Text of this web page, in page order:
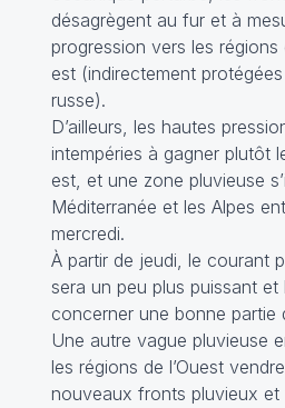
désagrègent au fur et à
progression vers les
est (indirectement
russe).
D’ailleurs, les hautes
intempéries à gagner plutôt
est, et une zone pluvieuse
Méditerranée et les Alpes
mercredi.
À partir de jeudi, le courant
sera un peu plus puissant et
concerner une bonne partie
Une autre vague pluvieuse
les régions de l’Ouest
nouveaux fronts pluvieux